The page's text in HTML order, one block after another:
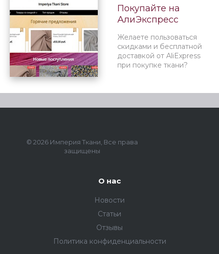
Покупайте на
АлиЭкспресс
Желаете пользоваться
скидками и бесплатной
доставкой от AliExpress
при покупке ткани?
© 2026 Империя Ткани, Все права
защищены
О нас
Новости
Статьи
Отзывы
Политика конфиденциальности